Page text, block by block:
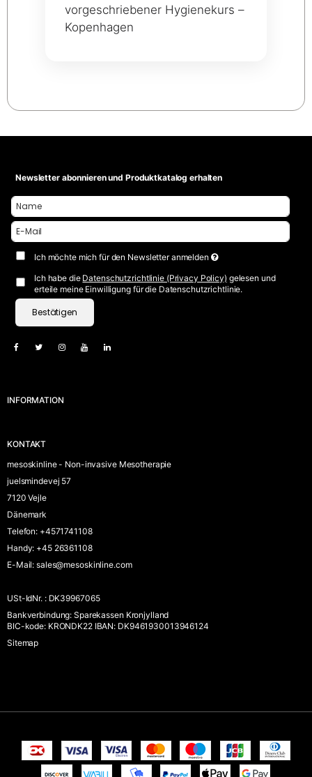
vorgeschriebener Hygienekurs –
Kopenhagen
Newsletter abonnieren und Produktkatalog erhalten
Ich möchte mich für den Newsletter anmelden
Ich habe die Datenschutzrichtlinie (Privacy Policy) gelesen und
erteile meine Einwilligung für die Datenschutzrichtlinie.
Bestätigen
INFORMATION
KONTAKT
mesoskinline - Non-invasive Mesotherapie
juelsmindevej 57
7120 Vejle
Dänemark
Telefon: +4571741108
Handy: +45 26361108
E-Mail: sales@mesoskinline.com
USt-IdNr. :DK39967065
Bankverbindung: Sparekassen Kronjylland
BIC-kode: KRONDK22 IBAN: DK9461930013946124
Sitemap